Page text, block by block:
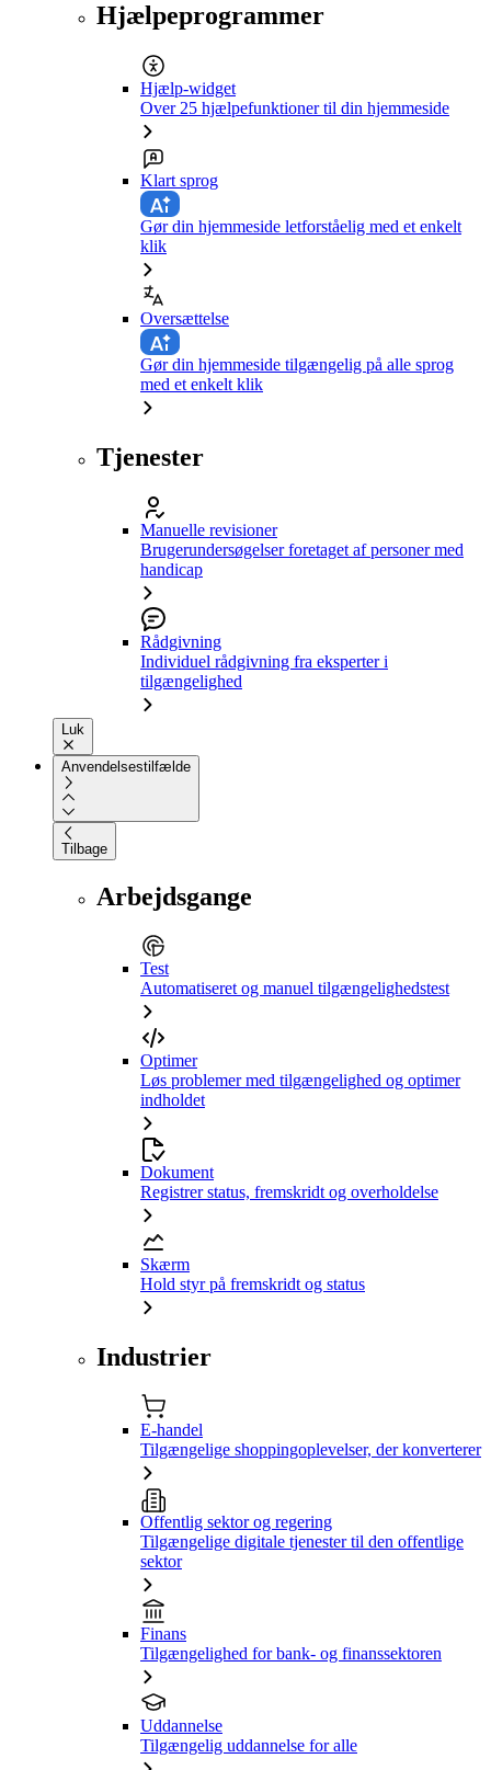
Hjælpeprogrammer
Hjælp-widget
Over 25 hjælpefunktioner til din hjemmeside
Klart sprog
Gør din hjemmeside letforståelig med et enkelt
klik
Oversættelse
Gør din hjemmeside tilgængelig på alle sprog
med et enkelt klik
Tjenester
Manuelle revisioner
Brugerundersøgelser foretaget af personer med
handicap
Rådgivning
Individuel rådgivning fra eksperter i
tilgængelighed
Luk
Anvendelsestilfælde
Tilbage
Arbejdsgange
Test
Automatiseret og manuel tilgængelighedstest
Optimer
Løs problemer med tilgængelighed og optimer
indholdet
Dokument
Registrer status, fremskridt og overholdelse
Skærm
Hold styr på fremskridt og status
Industrier
E-handel
Tilgængelige shoppingoplevelser, der konverterer
Offentlig sektor og regering
Tilgængelige digitale tjenester til den offentlige
sektor
Finans
Tilgængelighed for bank- og finanssektoren
Uddannelse
Tilgængelig uddannelse for alle